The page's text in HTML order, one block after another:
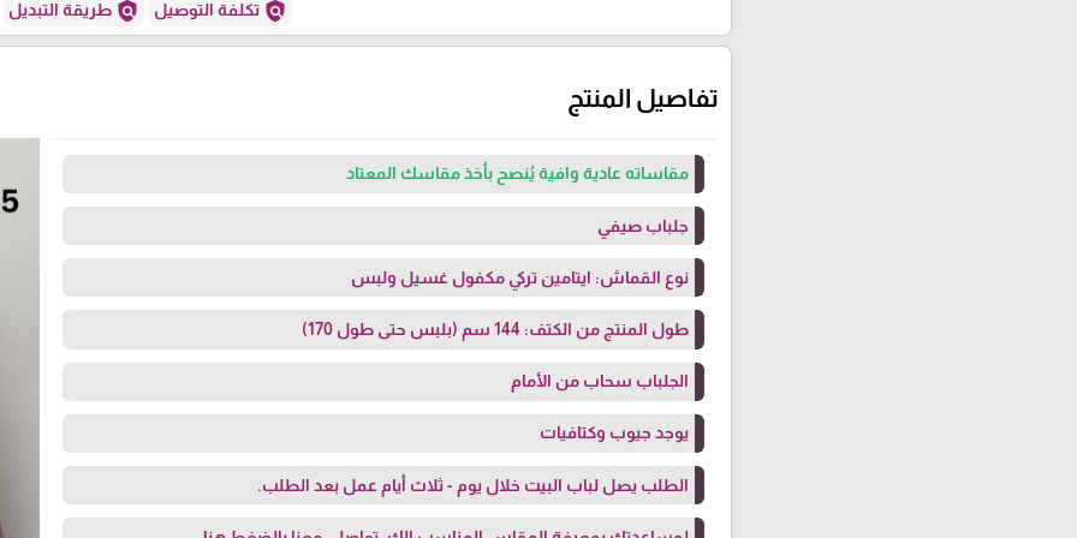
policy تكلفة التوصيل policy طريقة التبديل
تفاصيل المنتج
مقاساته عادية وافية يُنصح بأخذ مقاسك المعتاد
جلباب صيفي
نوع القماش: ايتامين تركي مكفول غسيل ولبس
طول المنتج من الكتف: 144 سم (بلبس حتى طول 170)
الجلباب سحاب من الأمام
يوجد جيوب وكتافيات
الطلب يصل لباب البيت خلال يوم - ثلاث أيام عمل بعد الطلب.